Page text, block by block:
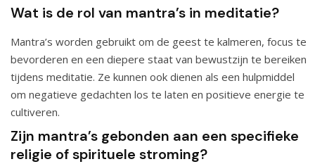
Wat is de rol van mantra’s in meditatie?
Mantra’s worden gebruikt om de geest te kalmeren, focus te
bevorderen en een diepere staat van bewustzijn te bereiken
tijdens meditatie. Ze kunnen ook dienen als een hulpmiddel
om negatieve gedachten los te laten en positieve energie te
cultiveren.
Zijn mantra’s gebonden aan een specifieke
religie of spirituele stroming?